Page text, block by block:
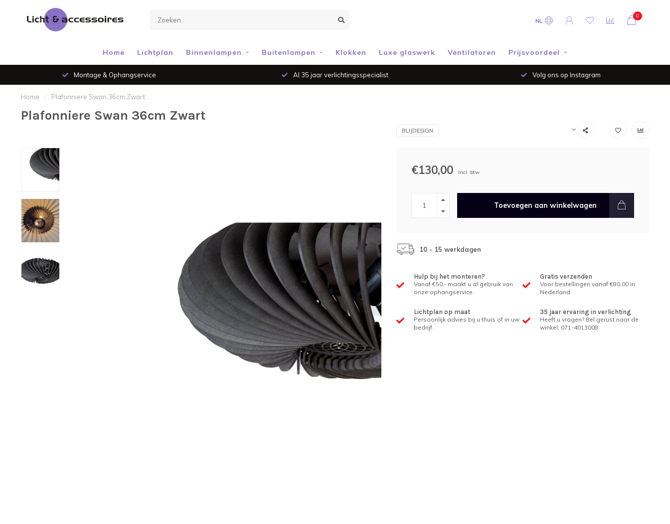
NL
0
Home Lichtplan Binnenlampen Buitenlampen Klokken Luxe glaswerk Ventilatoren Prijsvoordeel
Montage & Ophangservice Al 35 jaar verlichtingsspecialist Volg ons op Instagram
Home / Plafonniere Swan 36cm Zwart
Plafonniere Swan 36cm Zwart
BLIJDESIGN
€130,00 Incl. btw
Toevoegen aan winkelwagen
10 - 15 werkdagen
Hulp bij het monteren?
Vanaf €50,- maakt u al gebruik van
onze ophangservice.
Gratis verzenden
Voor bestellingen vanaf €80,00 in
Nederland
Lichtplan op maat
Persoonlijk advies bij u thuis of in uw
bedrijf.
35 jaar ervaring in verlichting
Heeft u vragen? Bel gerust naar de
winkel; 071-4013008